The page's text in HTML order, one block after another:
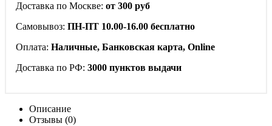
Доставка по Москве: от 300 руб
Самовывоз: ПН-ПТ 10.00-16.00 бесплатно
Оплата: Наличные, Банковская карта, Online
Доставка по РФ: 3000 пунктов выдачи
Описание
Отзывы (0)